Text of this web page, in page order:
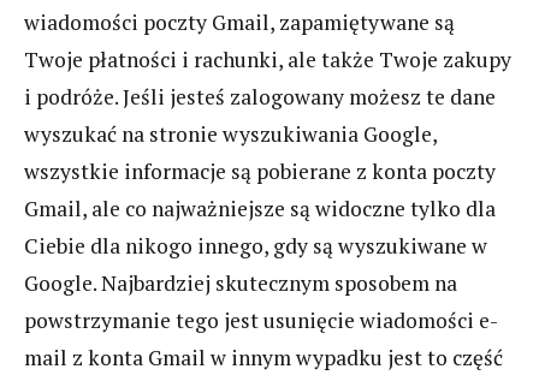
wiadomości poczty Gmail, zapamiętywane są
Twoje płatności i rachunki, ale także Twoje zakupy
i podróże. Jeśli jesteś zalogowany możesz te dane
wyszukać na stronie wyszukiwania Google,
wszystkie informacje są pobierane z konta poczty
Gmail, ale co najważniejsze są widoczne tylko dla
Ciebie dla nikogo innego, gdy są wyszukiwane w
Google. Najbardziej skutecznym sposobem na
powstrzymanie tego jest usunięcie wiadomości e-
mail z konta Gmail w innym wypadku jest to część